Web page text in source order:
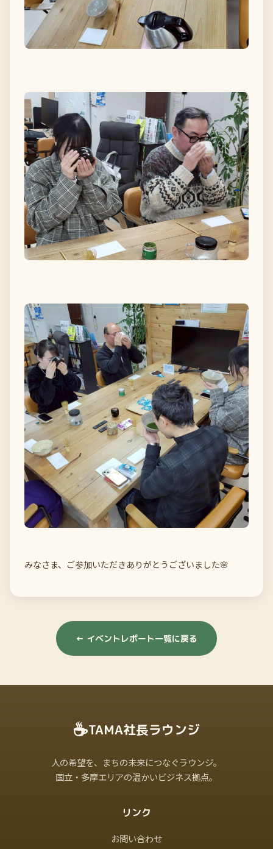
みなさま、ご参加いただきありがとうございました🌸
← イベントレポート一覧に戻る
☕TAMA社長ラウンジ
人の希望を、まちの未来につなぐラウンジ。
国立・多摩エリアの温かいビジネス拠点。
リンク
お問い合わせ